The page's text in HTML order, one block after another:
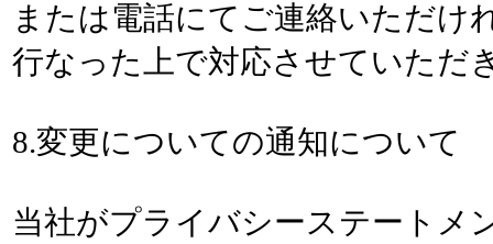
または電話にてご連絡いただけ
行なった上で対応させていただ
8.変更についての通知について
当社がプライバシーステートメ